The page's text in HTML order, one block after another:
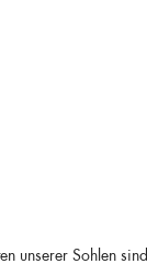
unserer Sohlen sind